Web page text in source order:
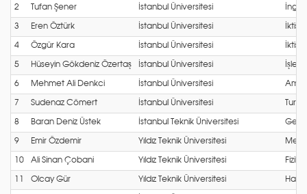
2 Tufan Şener İstanbul Üniversitesi
3 Eren Öztürk İstanbul Üniversitesi
4 Özgür Kara İstanbul Üniversitesi
5 Hüseyin Gökdeniz Özertaş İstanbul Üniversitesi
6 Mehmet Ali Denkci İstanbul Üniversitesi
7 Sudenaz Cömert İstanbul Üniversitesi
8 Baran Deniz Üstek İstanbul Teknik Üniversitesi Gemi
9 Emir Özdemir Yıldız Teknik Üniversitesi
10 Ali Sinan Çobani Yıldız Teknik Üniversitesi Fizik
Olcay Gür Yıldız Teknik Üniversitesi